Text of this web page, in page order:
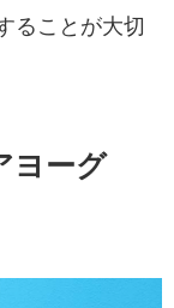
ることが大切
ヨーグ